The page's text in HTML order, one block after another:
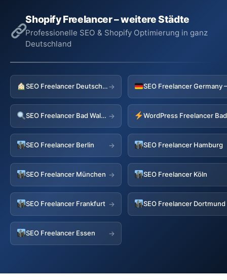
Shopify Freelancer – weitere Städte
Professionelle SEO & Shopify Optimierung in ganz
Deutschland
SEO Freelancer Deutschland→
SEO Freelancer Bad Waldsee →
SEO Freelancer Berlin → SEO Freelancer Hamburg
SEO Freelancer München → SEO Freelancer Köln
SEO Freelancer Frankfurt → SEO Freelancer Dortmund
SEO Freelancer Essen →